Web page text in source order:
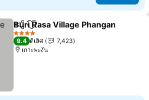
แชร์ เพิ่มในรายการโปรด
Buri Rasa Village Phangan
4 ดาว
9.4 ดีเลิศ
7,423
เกาะพะงัน